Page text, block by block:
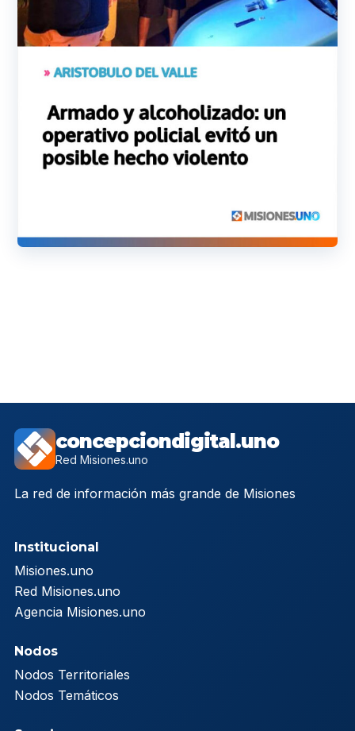
concepciondigital.uno
Red Misiones.uno
La red de información más grande de Misiones
Institucional
Misiones.uno
Red Misiones.uno
Agencia Misiones.uno
Nodos
Nodos Territoriales
Nodos Temáticos